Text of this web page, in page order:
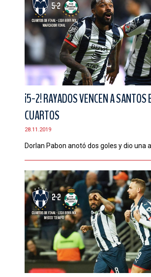
¡5-2! RAYADOS VENCEN A SANTOS
CUARTOS
28.11.2019
Dorlan Pabon anotó dos goles y dio una